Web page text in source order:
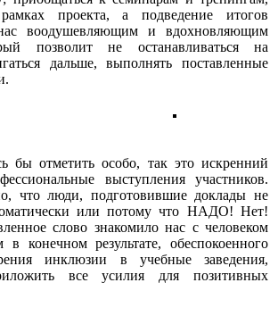
проекта, а подведение итогов
воодушевляющим и вдохновляющим
позволит не останавливаться на
дальше, выполнять поставленные
отметить особо, так это искренний
выступления участников.
что люди, подготовившие доклады не
или потому что НАДО! Нет!
слово знакомило нас с человеком
в конечном результате, обеспокоенного
инклюзии в учебные заведения,
все усилия для позитивных